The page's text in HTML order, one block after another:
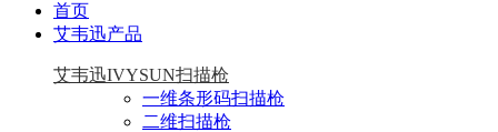
首页
艾韦迅产品
艾韦迅IVYSUN扫描枪
一维条形码扫描枪
二维扫描枪